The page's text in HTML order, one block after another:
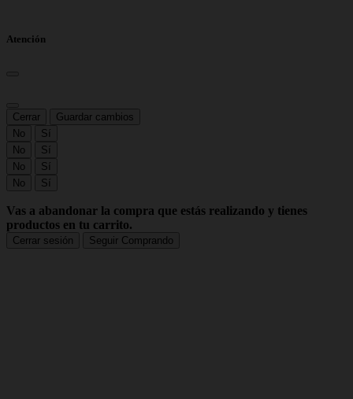
Atención
Cerrar
Guardar cambios
No
Sí
No
Sí
No
Sí
No
Sí
Vas a abandonar la compra que estás realizando y tienes
productos en tu carrito.
Cerrar sesión Seguir Comprando